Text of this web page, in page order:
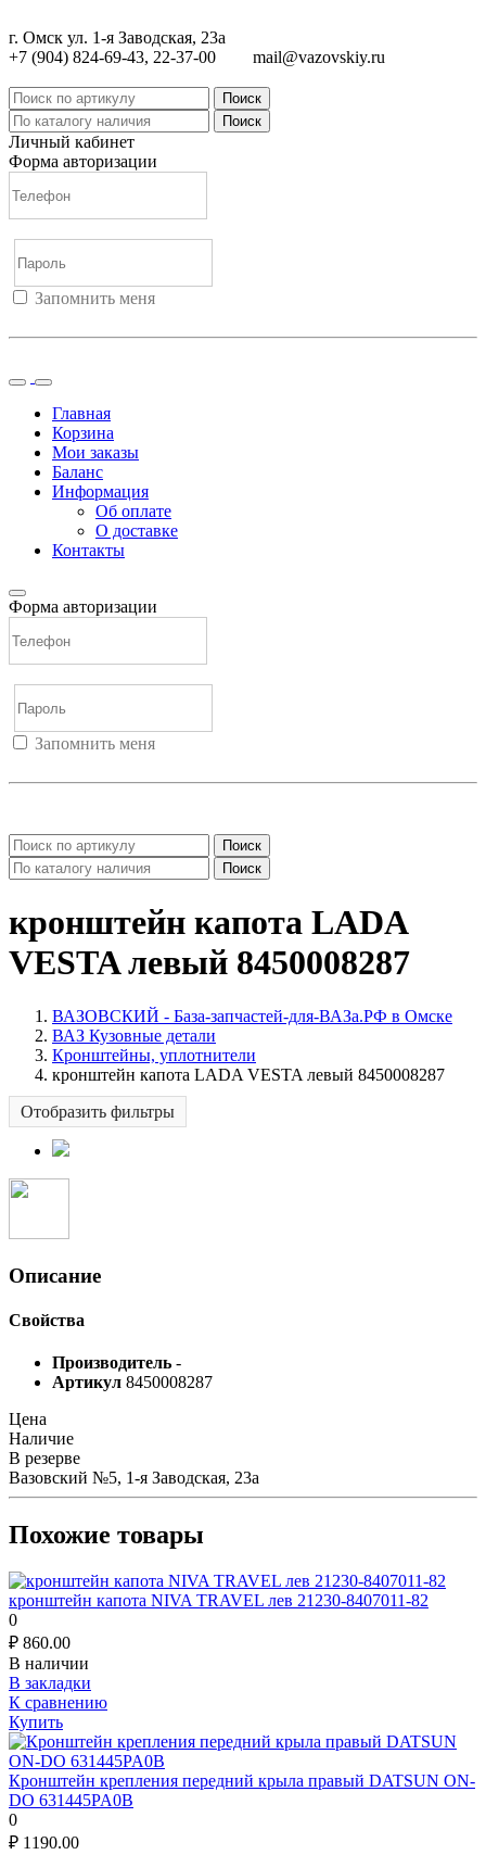
г. Омск ул. 1-я Заводская, 23а
+7 (904) 824-69-43, 22-37-00
mail@vazovskiy.ru
Поиск
Поиск
Личный кабинет
Форма авторизации
Запомнить меня
Главная
Корзина
Мои заказы
Баланс
Информация
Об оплате
О доставке
Контакты
Форма авторизации
Запомнить меня
Поиск
Поиск
кронштейн капота LADA
VESTA левый 8450008287
ВАЗОВСКИЙ - База-запчастей-для-ВАЗа.РФ в Омске
ВАЗ Кузовные детали
Кронштейны, уплотнители
кронштейн капота LADA VESTA левый 8450008287
Отобразить фильтры
Описание
Свойства
Производитель -
Артикул 8450008287
Цена
Наличие
В резерве
Вазовский №5, 1-я Заводская, 23а
Похожие товары
кронштейн капота NIVA TRAVEL лев 21230-8407011-82
0
₽ 860.00
В наличии
В закладки
К сравнению
Купить
Кронштейн крепления передний крыла правый DATSUN ON-
DO 631445PA0В
0
₽ 1190.00